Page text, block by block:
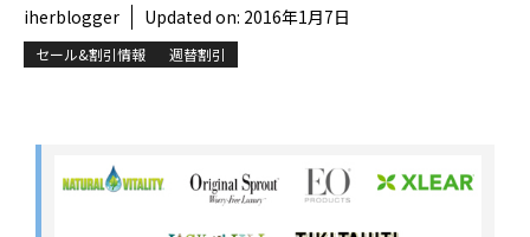
iherblogger Updated on: 2016年1月7日
セール&割引情報 週替割引